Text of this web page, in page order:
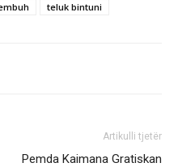
teluk bintuni
Artikulli tjetër
Pemda Kaimana Gratiskan